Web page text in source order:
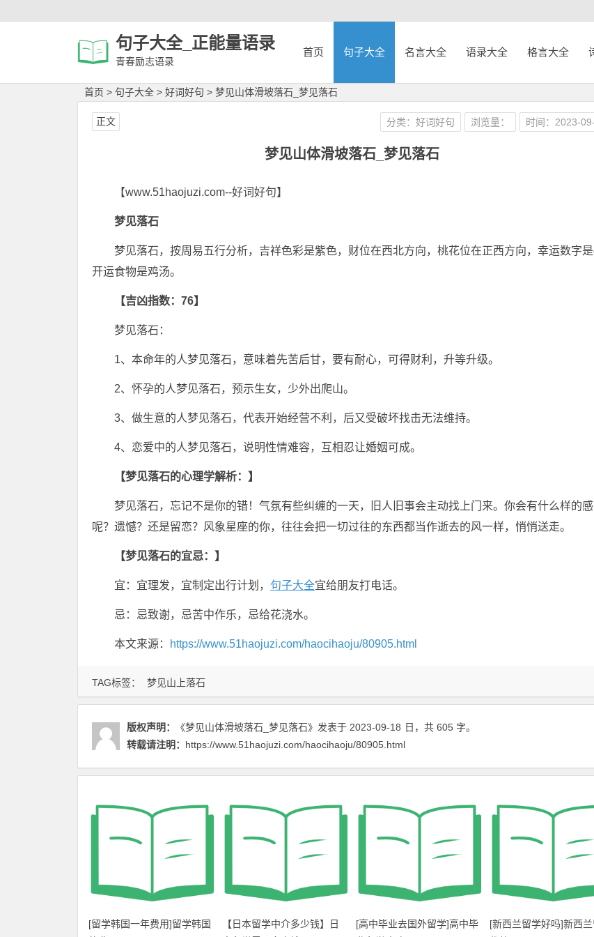
句子大全_正能量语录
青春励志语录
首页 句子大全 名言大全 语录大全 格言大全
首页 > 句子大全 > 好词好句 > 梦见山体滑坡落石_梦见落石
梦见山体滑坡落石_梦见落石
分类：好词好句 浏览量： 时间：2023-
正文
TAG标签： 梦见山上落石
【www.51haojuzi.com--好词好句】
梦见落石
梦见落石，按周易五行分析，吉祥色彩是紫色，财位在西北方向，桃花位在正西方向，幸运数字是
开运食物是鸡汤。
【吉凶指数：76】
梦见落石：
1、本命年的人梦见落石，意味着先苦后甘，要有耐心，可得财利，升等升级。
2、怀孕的人梦见落石，预示生女，少外出爬山。
3、做生意的人梦见落石，代表开始经营不利，后又受破坏找击无法维持。
4、恋爱中的人梦见落石，说明性情难容，互相忍让婚姻可成。
【梦见落石的心理学解析：】
梦见落石，忘记不是你的错！气氛有些纠缠的一天，旧人旧事会主动找上门来。你会有什么样的
呢？遗憾？还是留恋？风象星座的你，往往会把一切过往的东西都当作逝去的风一样，悄悄送走。
【梦见落石的宜忌：】
宜：宜理发，宜制定出行计划， 句子大全宜给朋友打电话。
忌：忌致谢，忌苦中作乐，忌给花浇水。
本文来源： https://www.51haojuzi.com/haocihaoju/80905.html
版权声明： 《梦见山体滑坡落石_梦见落石》 发表于 2023-09-18 日 ，共 605 字。
转载请注明： https://www.51haojuzi.com/haocihaoju/80905.html
[留学韩国一年费用]留学韩国
【日本留学中介多少钱】日
[高中毕业去国外留学]高中毕
[新西兰留学好吗]新西